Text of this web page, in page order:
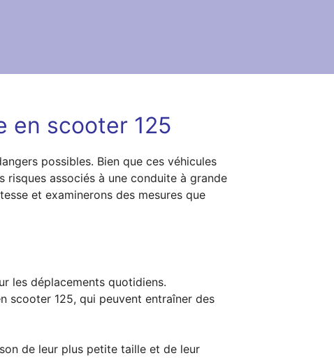
en scooter 125
possibles. Bien que ces véhicules
associés à une conduite à grande
et examinerons des mesures que
les déplacements quotidiens.
scooter 125, qui peuvent entraîner des
de leur plus petite taille et de leur